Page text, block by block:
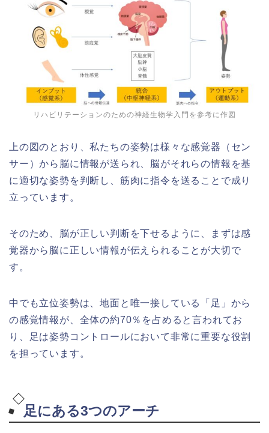
リハビリテーションのための神経生物学入門を参考に作図
上の図のとおり、私たちの姿勢は様々な感覚器（セン
サー）から脳に情報が送られ、脳がそれらの情報を基
に適切な姿勢を判断し、筋肉に指令を送ることで成り
立っています。
そのため、脳が正しい判断を下せるように、まずは感
覚器から脳に正しい情報が伝えられることが大切で
す。
中でも立位姿勢は、地面と唯一接している「足」から
の感覚情報が、全体の約70％を占めると言われてお
り、足は姿勢コントロールにおいて非常に重要な役割
を担っています。
足にある3つのアーチ